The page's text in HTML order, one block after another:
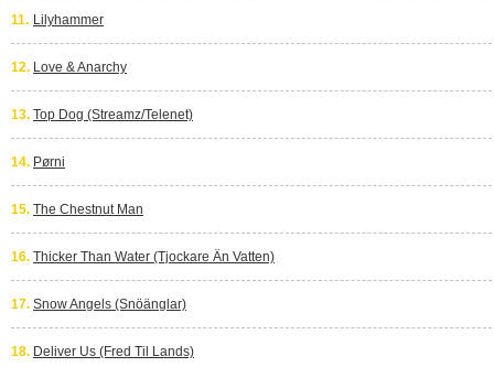
11. Lilyhammer
12. Love & Anarchy
13. Top Dog (Streamz/Telenet)
14. Pørni
15. The Chestnut Man
16. Thicker Than Water (Tjockare Än Vatten)
17. Snow Angels (Snöänglar)
18. Deliver Us (Fred Til Lands)